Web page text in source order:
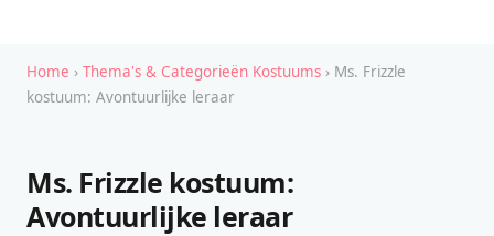
Home › Thema's & Categorieën Kostuums › Ms. Frizzle
kostuum: Avontuurlijke leraar
Ms. Frizzle kostuum:
Avontuurlijke leraar